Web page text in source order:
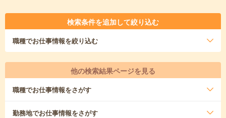
検索条件を追加して絞り込む
職種でお仕事情報を絞り込む
他の検索結果ページを見る
職種でお仕事情報をさがす
勤務地でお仕事情報をさがす